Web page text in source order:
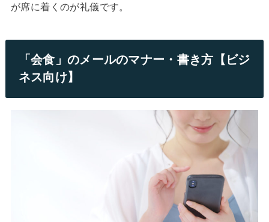
が席に着くのが礼儀です。
「会食」のメールのマナー・書き方【ビジ
ネス向け】